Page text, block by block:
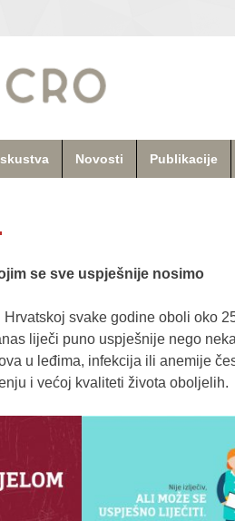
Novosti Publikacije
se sve uspješnije nosimo
svake godine oboli oko
liječi puno uspješnije nego
u leđima, infekcija ili anemije
i većoj kvaliteti života oboljelih.